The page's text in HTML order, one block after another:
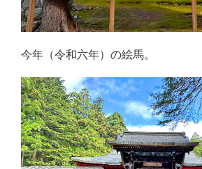
今年（令和六年）の絵馬。